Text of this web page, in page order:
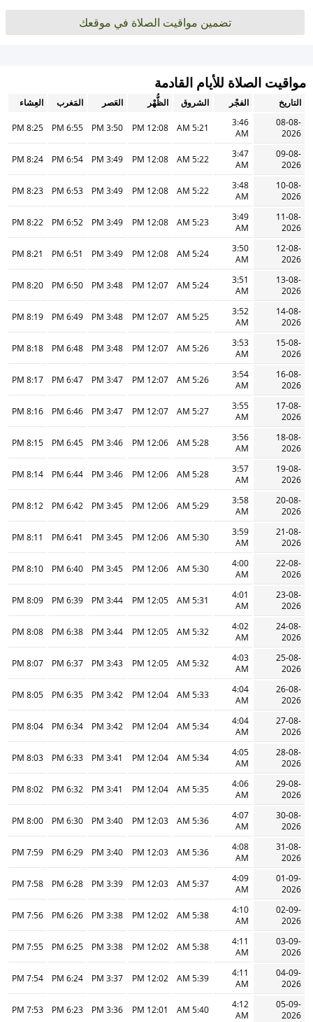
تضمين مواقيت الصلاة في موقعك
مواقيت الصلاة للأيام القادمة
التاريخ الفجْر الشروق الظُّهْر العَصر المَغرب
العِشاء
08-08-
2026
3:46
AM
5:21 AM
12:08 PM
3:50 PM
6:55 PM
8:25 PM
09-08-
2026
3:47
AM
5:22 AM
12:08 PM
3:49 PM
6:54 PM
8:24 PM
10-08-
2026
3:48
AM
5:22 AM
12:08 PM
3:49 PM
6:53 PM
8:23 PM
11-08-
2026
3:49
AM
5:23 AM
12:08 PM
3:49 PM
6:52 PM
8:22 PM
12-08-
2026
3:50
AM
5:24 AM
12:08 PM
3:49 PM
6:51 PM
8:21 PM
13-08-
2026
3:51
AM
5:24 AM
12:07 PM
3:48 PM
6:50 PM
8:20 PM
14-08-
2026
3:52
AM
5:25 AM
12:07 PM
3:48 PM
6:49 PM
8:19 PM
15-08-
2026
3:53
AM
5:26 AM
12:07 PM
3:48 PM
6:48 PM
8:18 PM
16-08-
2026
3:54
AM
5:26 AM
12:07 PM
3:47 PM
6:47 PM
8:17 PM
17-08-
2026
3:55
AM
5:27 AM
12:07 PM
3:47 PM
6:46 PM
8:16 PM
18-08-
2026
3:56
AM
5:28 AM
12:06 PM
3:46 PM
6:45 PM
8:15 PM
19-08-
2026
3:57
AM
5:28 AM
12:06 PM
3:46 PM
6:44 PM
8:14 PM
20-08-
2026
3:58
AM
5:29 AM
12:06 PM
3:45 PM
6:42 PM
8:12 PM
21-08-
2026
3:59
AM
5:30 AM
12:06 PM
3:45 PM
6:41 PM
8:11 PM
22-08-
2026
4:00
AM
5:30 AM
12:06 PM
3:45 PM
6:40 PM
8:10 PM
23-08-
2026
4:01
AM
5:31 AM
12:05 PM
3:44 PM
6:39 PM
8:09 PM
24-08-
2026
4:02
AM
5:32 AM
12:05 PM
3:44 PM
6:38 PM
8:08 PM
25-08-
2026
4:03
AM
5:32 AM
12:05 PM
3:43 PM
6:37 PM
8:07 PM
26-08-
2026
4:04
AM
5:33 AM
12:04 PM
3:42 PM
6:35 PM
8:05 PM
27-08-
2026
4:04
AM
5:34 AM
12:04 PM
3:42 PM
6:34 PM
8:04 PM
28-08-
2026
4:05
AM
5:34 AM
12:04 PM
3:41 PM
6:33 PM
8:03 PM
29-08-
2026
4:06
AM
5:35 AM
12:04 PM
3:41 PM
6:32 PM
8:02 PM
30-08-
2026
4:07
AM
5:36 AM
12:03 PM
3:40 PM
6:30 PM
8:00 PM
31-08-
2026
4:08
AM
5:36 AM
12:03 PM
3:40 PM
6:29 PM
7:59 PM
01-09-
2026
4:09
AM
5:37 AM
12:03 PM
3:39 PM
6:28 PM
7:58 PM
02-09-
2026
4:10
AM
5:38 AM
12:02 PM
3:38 PM
6:26 PM
7:56 PM
03-09-
2026
4:11
AM
5:38 AM
12:02 PM
3:38 PM
6:25 PM
7:55 PM
04-09-
2026
4:11
AM
5:39 AM
12:02 PM
3:37 PM
6:24 PM
7:54 PM
05-09-
2026
4:12
AM
5:40 AM
12:01 PM
3:36 PM
6:23 PM
7:53 PM